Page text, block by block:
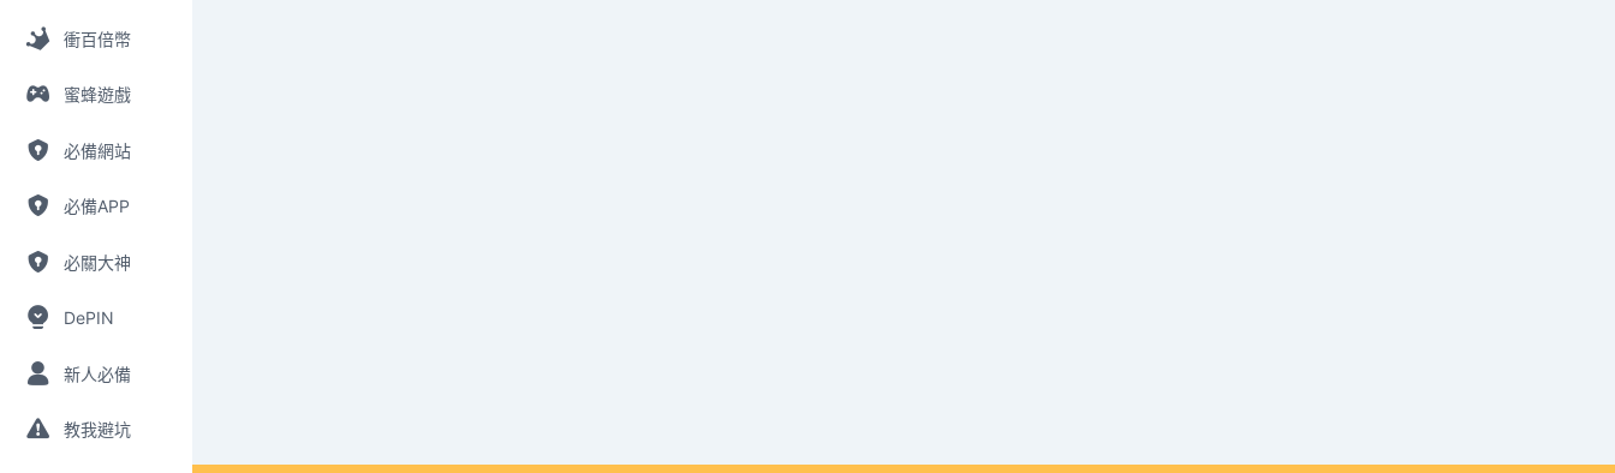
衝百倍幣
蜜蜂遊戲
必備網站
必備APP
必關大神
DePIN
新人必備
教我避坑